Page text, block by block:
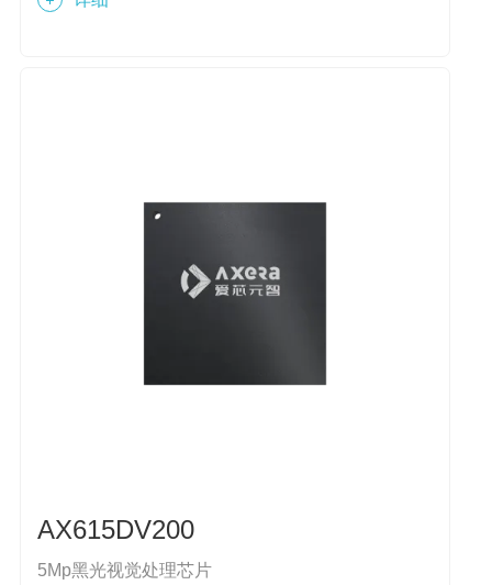
AX615DV200
5Mp黑光视觉处理芯片